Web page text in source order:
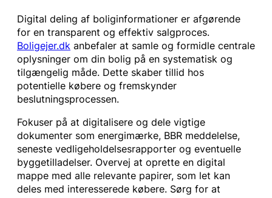
Digital deling af boliginformationer er afgørende
for en transparent og effektiv salgproces.
Boligejer.dk anbefaler at samle og formidle centrale
oplysninger om din bolig på en systematisk og
tilgængelig måde. Dette skaber tillid hos
potentielle købere og fremskynder
beslutningsprocessen.
Fokuser på at digitalisere og dele vigtige
dokumenter som energimærke, BBR meddelelse,
seneste vedligeholdelsesrapporter og eventuelle
byggetilladelser. Overvej at oprette en digital
mappe med alle relevante papirer, som let kan
deles med interesserede købere. Sørg for at